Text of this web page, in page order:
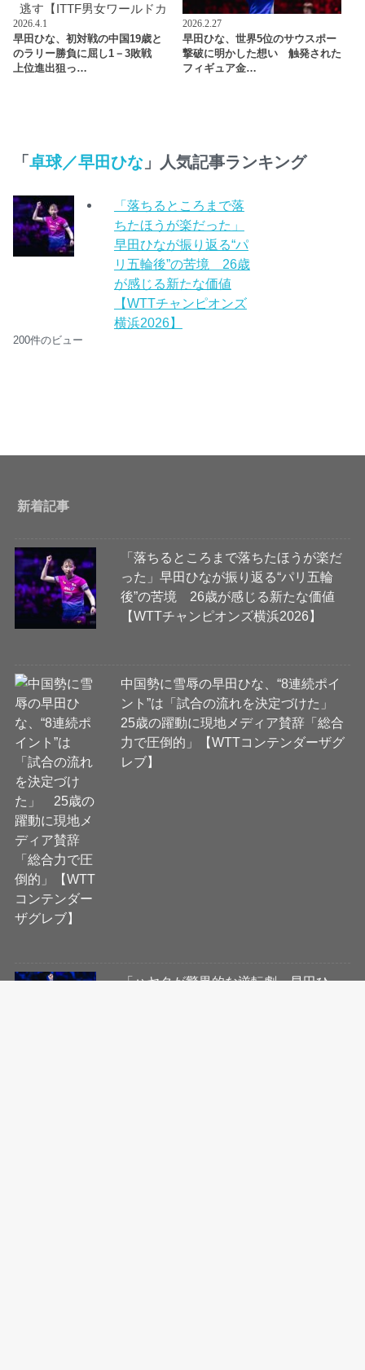
2026.4.1
早田ひな、初対戦の中国19歳と
のラリー勝負に屈し1－3敗戦
上位進出狙っ…
2026.2.27
早田ひな、世界5位のサウスポー
撃破に明かした想い 触発された
フィギュア金…
「卓球／早田ひな 」人気記事ランキング
「落ちるところまで落
ちたほうが楽だった」
早田ひなが振り返る“パ
リ五輪後”の苦境 26歳
が感じる新たな価値
【WTTチャンピオンズ
横浜2026】
200件のビュー
新着記事
「落ちるところまで落ちたほうが楽だ
った」早田ひなが振り返る“パリ五輪
後”の苦境 26歳が感じる新たな価値
【WTTチャンピオンズ横浜2026】
中国勢に雪辱の早田ひな、“8連続ポイ
ント”は「試合の流れを決定づけた」
25歳の躍動に現地メディア賛辞「総合
力で圧倒的」【WTTコンテンダーザグ
レブ】
「ハヤタが驚異的な逆転劇」早田ひ